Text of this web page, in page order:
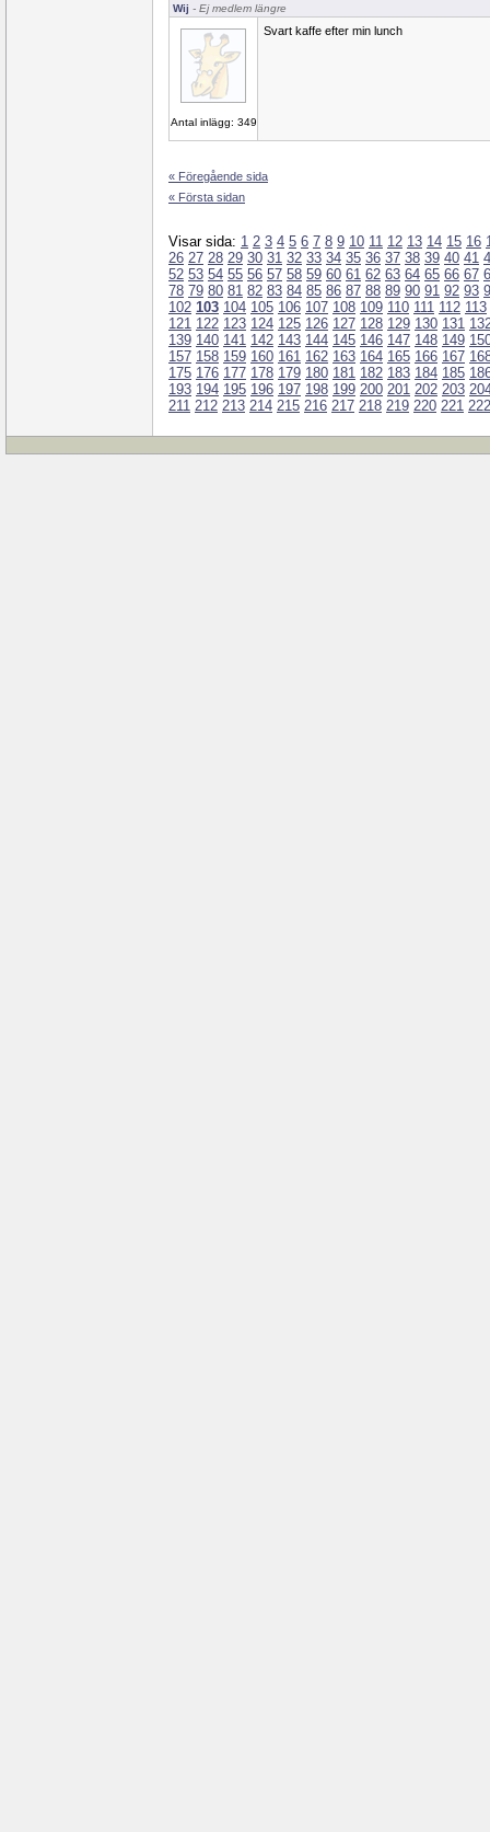
Wij - Ej medlem längre
Antal inlägg: 349
Svart kaffe efter min lunch
« Föregående sida
« Första sidan
Visar sida: 1 2 3 4 5 6 7 8 9 10 11 12 13 14 15 16
26 27 28 29 30 31 32 33 34 35 36 37 38 39 40 41
52 53 54 55 56 57 58 59 60 61 62 63 64 65 66 67
78 79 80 81 82 83 84 85 86 87 88 89 90 91 92 93
102 103 104 105 106 107 108 109 110 111 112 113
121 122 123 124 125 126 127 128 129 130 131
139 140 141 142 143 144 145 146 147 148 149
157 158 159 160 161 162 163 164 165 166 167
175 176 177 178 179 180 181 182 183 184 185
193 194 195 196 197 198 199 200 201 202 203
211 212 213 214 215 216 217 218 219 220 221 222